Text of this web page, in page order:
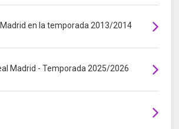
Madrid en la temporada 2013/2014
Madrid - Temporada 2025/2026